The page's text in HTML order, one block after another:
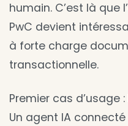
humain. C’est là que
PwC devient
à forte charge
transactionnelle.
Premier cas d’usage
Un agent IA